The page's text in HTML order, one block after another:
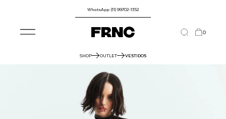
WhatsApp: (11) 99702-1352
0
SHOP OUTLET VESTIDOS